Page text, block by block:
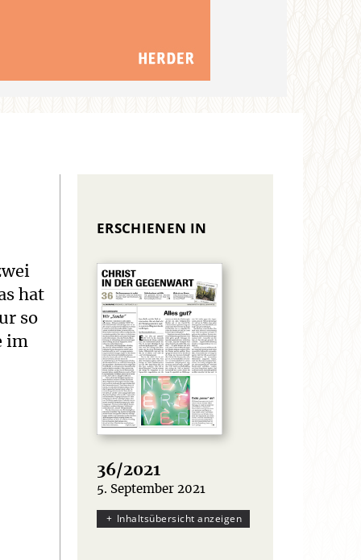
hat
so
im
ERSCHIENEN IN
36/2021
:
5. September 2021
Inhaltsübersicht anzeigen